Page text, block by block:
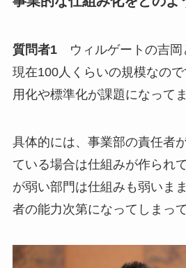
質問者1ウィルゲートの吉岡
現在100人くらいの規模なの
用化や標準化が課題になってま
具体的には、事業部の責任者
ている場合は仕組みが作られ
が弱い部門は仕組みも弱いま
者の能力次第になってしまって